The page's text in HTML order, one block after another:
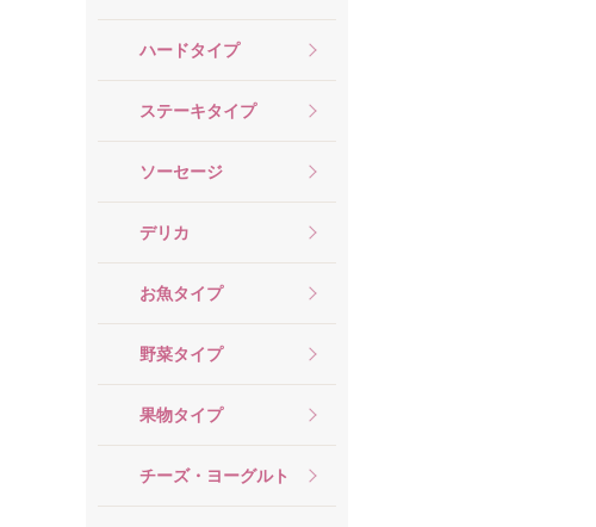
ハードタイプ
ステーキタイプ
ソーセージ
デリカ
お魚タイプ
野菜タイプ
果物タイプ
チーズ・ヨーグルト